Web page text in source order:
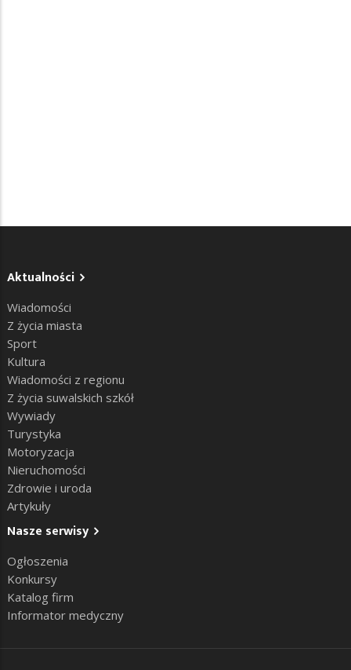
Aktualności
Wiadomości
Z życia miasta
Sport
Kultura
Wiadomości z regionu
Z życia suwalskich szkół
Wywiady
Turystyka
Motoryzacja
Nieruchomości
Zdrowie i uroda
Artykuły
Nasze serwisy
Ogłoszenia
Konkursy
Katalog firm
Informator medyczny